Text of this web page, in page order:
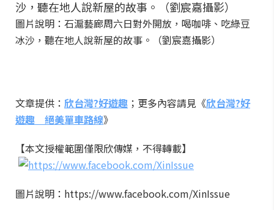
圖片說明：石滬藝廊周六日對外開放，喝咖啡、吃綠豆
冰沙，聽在地人說新屋的故事。（劉宸嘉攝影）
文章提供： 欣台灣?好遊趣 ；更多內容請見《欣台灣?好
遊趣 絕美單車路線》
【本文授權範圍僅限欣傳媒，不得轉載】
圖片說明：https://www.facebook.com/XinIssue